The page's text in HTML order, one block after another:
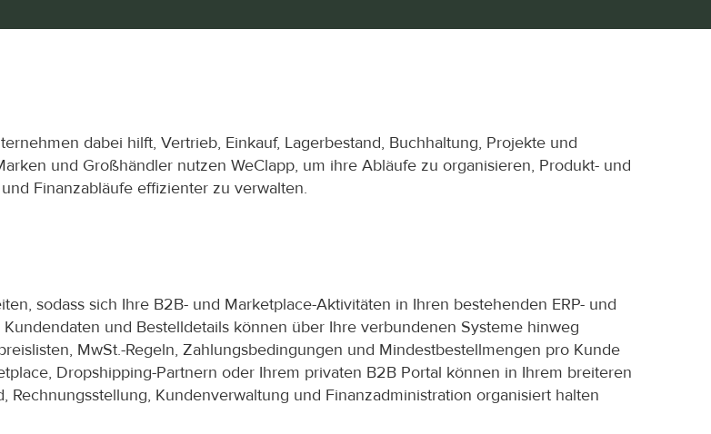
dabei hilft, Vertrieb, Einkauf, Lagerbestand, Buchhaltung, Projekte und
und Großhändler nutzen WeClapp, um ihre Abläufe zu organisieren, Produkt- und
Finanzabläufe effizienter zu verwalten.
sodass sich Ihre B2B- und Marketplace-Aktivitäten in Ihren bestehenden ERP- und
und Bestelldetails können über Ihre verbundenen Systeme hinweg
MwSt.-Regeln, Zahlungsbedingungen und Mindestbestellmengen pro Kunde
Dropshipping-Partnern oder Ihrem privaten B2B Portal können in Ihrem breiteren
Rechnungsstellung, Kundenverwaltung und Finanzadministration organisiert halten